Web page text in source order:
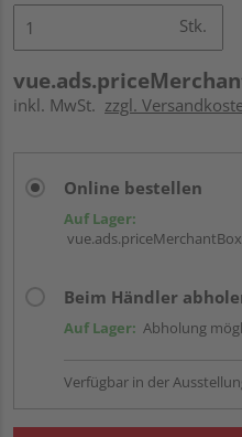
Stk.
inkl. MwSt. zzgl.
Online bestellen
Auf Lager:
Beim Händler
Auf Lager: Abholung
Verfügbar in der